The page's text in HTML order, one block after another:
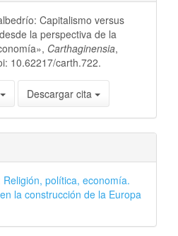
Capitalismo versus
la perspectiva de la
Carthaginensia,
10.62217/carth.722.
Descargar cita
política, economía.
la construcción de la Europa